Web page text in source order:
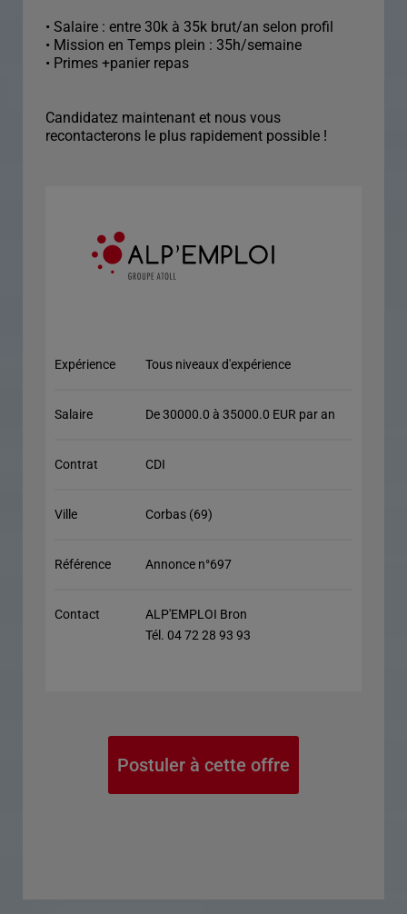
• Salaire : entre 30k à 35k brut/an selon profil
• Mission en Temps plein : 35h/semaine
• Primes +panier repas
Candidatez maintenant et nous vous
recontacterons le plus rapidement possible !
Expérience Tous niveaux d'expérience
Salaire De 30000.0 à 35000.0 EUR par an
Contrat CDI
Ville Corbas (69)
Référence Annonce n°697
Contact
ALP'EMPLOI Bron
Tél. 04 72 28 93 93
Postuler à cette offre